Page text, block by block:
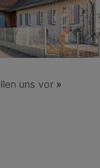
uns vor